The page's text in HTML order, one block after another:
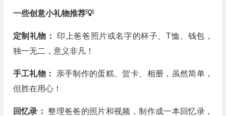
一些创意小礼物推荐💡
定制礼物： 印上爸爸照片或名字的杯子、T恤、钱包，
独一无二，意义非凡！
手工礼物： 亲手制作的蛋糕、贺卡、相册，虽然简单，
但胜在用心！
回忆录：整理爸爸的照片和视频，制作成一本回忆录，